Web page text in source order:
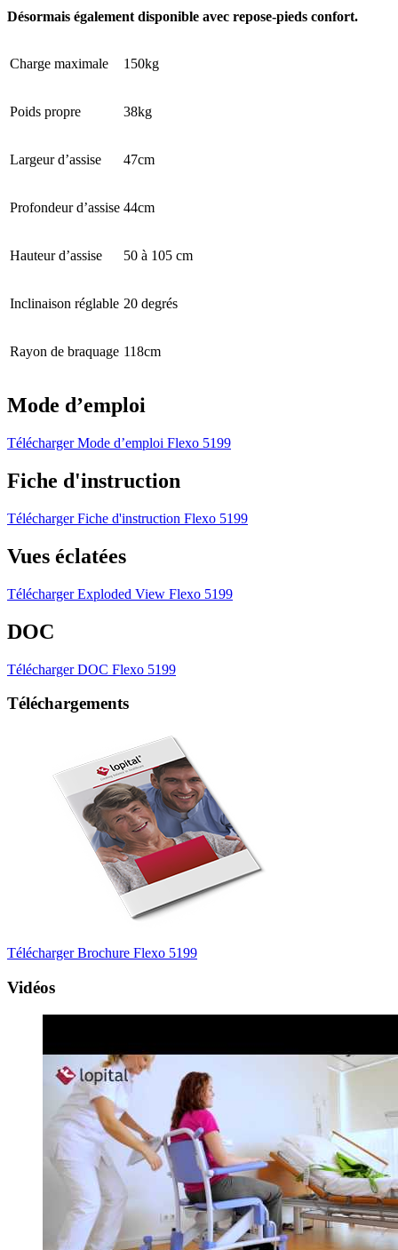
Désormais également disponible avec repose-pieds confort.
Charge maximale 150kg
Poids propre 38kg
Largeur d’assise 47cm
Profondeur d’assise 44cm
Hauteur d’assise 50 à 105 cm
Inclinaison réglable 20 degrés
Rayon de braquage 118cm
Mode d’emploi
Télécharger Mode d’emploi Flexo 5199
Fiche d'instruction
Télécharger Fiche d'instruction Flexo 5199
Vues éclatées
Télécharger Exploded View Flexo 5199
DOC
Télécharger DOC Flexo 5199
Téléchargements
Télécharger Brochure Flexo 5199
Vidéos